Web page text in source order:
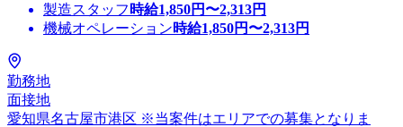
製造スタッフ 時給1,850円〜2,313円
機械オペレーション時給1,850円〜2,313円
勤務地
面接地
愛知県名古屋市港区 ※当案件はエリアでの募集となりま